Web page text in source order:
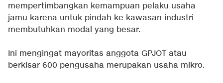
mempertimbangkan kemampuan pelaku usaha
jamu karena untuk pindah ke kawasan industri
membutuhkan modal yang besar.
Ini mengingat mayoritas anggota GPJOT atau
berkisar 600 pengusaha merupakan usaha mikro.